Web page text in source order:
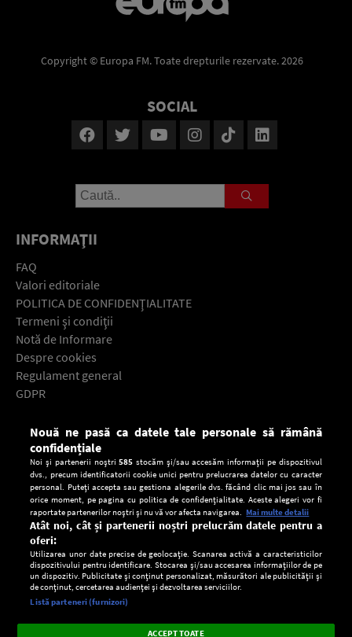
Copyright © Europa FM. Toate drepturile rezervate. 2026
SOCIAL
INFORMAŢII
FAQ
Valori editoriale
POLITICA DE CONFIDENŢIALITATE
Termeni şi condiţii
Notă de Informare
Despre cookies
Regulament general
GDPR
Descarcă gratuit aplicaţia Europa FM pentru smartphone:
Setări:
Dark
Radio live, podcasturi, știri și alerte ×
Nouă ne pasă ca datele tale personale să rămână
confidențiale
Noi și partenerii noștri585 stocăm și/sau accesăm informații pe dispozitivul
dvs., precum identificatorii cookie unici pentru prelucrarea datelor cu caracter
personal. Puteți accepta sau gestiona alegerile dvs. făcând clic mai jos sau în
orice moment, pe pagina cu politica de confidențialitate. Aceste alegeri vor fi
raportate partenerilor noștri și nu vă vor afecta navigarea. Mai multe detalii
Atât noi, cât și partenerii noștri prelucrăm datele pentru a
oferi:
Utilizarea unor date precise de geolocație. Scanarea activă a caracteristicilor
dispozitivului pentru identificare. Stocarea și/sau accesarea informațiilor de pe
un dispozitiv. Publicitate și conținut personalizat, măsurători ale publicității și
de conținut, cercetarea audienței și dezvoltarea serviciilor.
Listă parteneri (furnizori)
ACCEPT TOATE